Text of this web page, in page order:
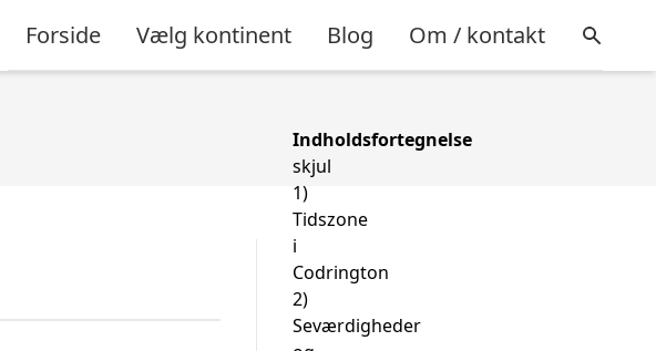
Forside Vælg kontinent Blog Om / kontakt
Indholdsfortegnelse
skjul
1)
Tidszone
i
Codrington
2)
Seværdigheder